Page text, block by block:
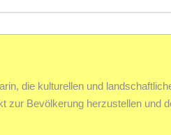
die kulturellen und
zur Bevölkerung herzustellen und